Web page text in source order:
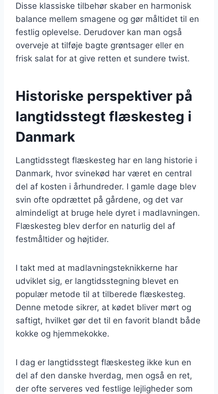
Disse klassiske tilbehør skaber en harmonisk
balance mellem smagene og gør måltidet til en
festlig oplevelse. Derudover kan man også
overveje at tilføje bagte grøntsager eller en
frisk salat for at give retten et sundere twist.
Historiske perspektiver på
langtidsstegt flæskesteg i
Danmark
Langtidsstegt flæskesteg har en lang historie i
Danmark, hvor svinekød har været en central
del af kosten i århundreder. I gamle dage blev
svin ofte opdrættet på gårdene, og det var
almindeligt at bruge hele dyret i madlavningen.
Flæskesteg blev derfor en naturlig del af
festmåltider og højtider.
I takt med at madlavningsteknikkerne har
udviklet sig, er langtidsstegning blevet en
populær metode til at tilberede flæskesteg.
Denne metode sikrer, at kødet bliver mørt og
saftigt, hvilket gør det til en favorit blandt både
kokke og hjemmekokke.
I dag er langtidsstegt flæskesteg ikke kun en
del af den danske hverdag, men også en ret,
der ofte serveres ved festlige lejligheder som